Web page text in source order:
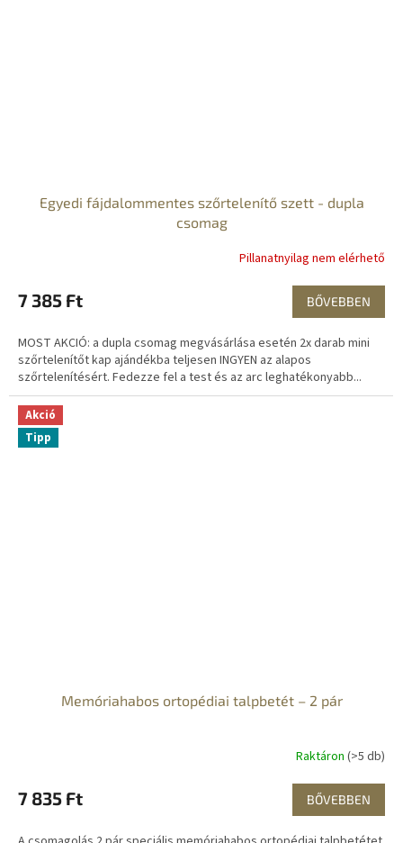
Egyedi fájdalommentes szőrtelenítő szett - dupla
csomag
Pillanatnyilag nem elérhető
7 385 Ft BŐVEBBEN
MOST AKCIÓ: a dupla csomag megvásárlása esetén 2x darab mini
szőrtelenítőt kap ajándékba teljesen INGYEN az alapos
szőrtelenítésért. Fedezze fel a test és az arc leghatékonyabb...
Akció
Tipp
Memóriahabos ortopédiai talpbetét – 2 pár
Raktáron (>5 db)
7 835 Ft BŐVEBBEN